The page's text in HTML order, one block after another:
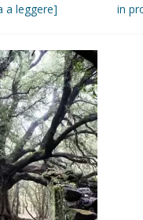
a leggere]
in